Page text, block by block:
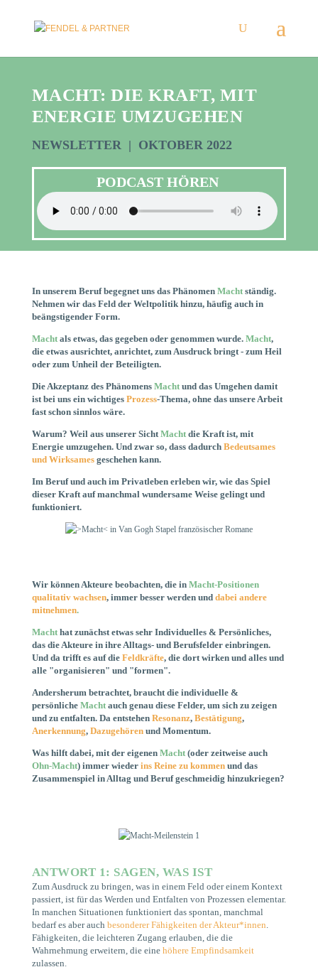
MACHT: DIE KRAFT, MIT
ENERGIE UMZUGEHEN
NEWSLETTER | OKTOBER 2022
PODCAST HÖREN
In unserem Beruf begegnet uns das Phänomen Machtständig.
Nehmen wir das Feld der Weltpolitik hinzu, häufig auch in
beängstigender Form.
Machtals etwas, das gegeben oder genommen wurde. Macht,
die etwas ausrichtet, anrichtet, zum Ausdruck bringt - zum Heil
oder zum Unheil der Beteiligten.
Die Akzeptanz des Phänomens Machtund das Umgehen damit
ist bei uns ein wichtiges Prozess-Thema, ohne das unsere Arbeit
fast schon sinnlos wäre.
Warum? Weil aus unserer Sicht Machtdie Kraft ist, mit
Energie umzugehen. Und zwar so, dass dadurch Bedeutsames
und Wirksamesgeschehen kann.
Im Beruf und auch im Privatleben erleben wir, wie das Spiel
dieser Kraft auf manchmal wundersame Weise gelingt und
funktioniert.
Wir können Akteure beobachten, die inMacht-Positionen
qualitativ wachsen, immer besser werden und dabei andere
mitnehmen.
Machthat zunächst etwas sehr Individuelles & Persönliches,
das die Akteure in ihre Alltags- und Berufsfelder einbringen.
Und da trifft es auf die Feldkräfte, die dort wirken und alles und
alle "organisieren" und "formen".
Andersherum betrachtet, braucht die individuelle &
persönliche Machtauch genau diese Felder, um sich zu zeigen
und zu entfalten. Da entstehen Resonanz, Bestätigung,
Anerkennung, Dazugehörenund Momentum.
Was hilft dabei, mit der eigenen Macht(oder zeitweise auch
Ohn-Macht) immer wieder ins Reine zu kommenund das
Zusammenspiel in Alltag und Beruf geschmeidig hinzukriegen?
ANTWORT 1: SAGEN, WAS IST
Zum Ausdruck zu bringen, was in einem Feld oder einem Kontext
passiert, ist für das Werden und Entfalten von Prozessen elementar.
In manchen Situationen funktioniert das spontan, manchmal
bedarf es aber auch besonderer Fähigkeiten der Akteur*innen
Fähigkeiten, die leichteren Zugang erlauben, die die
Wahrnehmung erweitern, die eine höhere Empfindsamkeit
zulassen.